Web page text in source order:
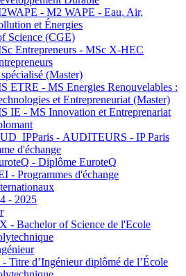
- M2 WAPE - Eau, Air,
et Énergies
Science (CGE)
Entrepreneurs - MSc X-HEC
(Master)
ETRE - MS Energies Renouvelables :
et Entrepreneuriat (Master)
IE - MS Innovation et Entreprenariat
- AUDITEURS - IP Paris
d'échange
- Diplôme EuroteQ
- Programmes d'échange
- 2025
- Bachelor of Science de l'Ecole
Titre d’Ingénieur diplômé de l’École